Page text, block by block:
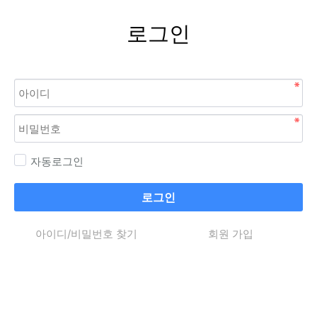
로그인
자동로그인
로그인
아이디/비밀번호 찾기 회원 가입